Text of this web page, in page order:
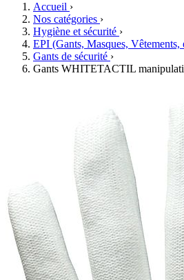
Accueil ›
Nos catégories ›
Hygiène et sécurité ›
EPI (Gants, Masques, Vêtements,
Gants de sécurité ›
Gants WHITETACTIL